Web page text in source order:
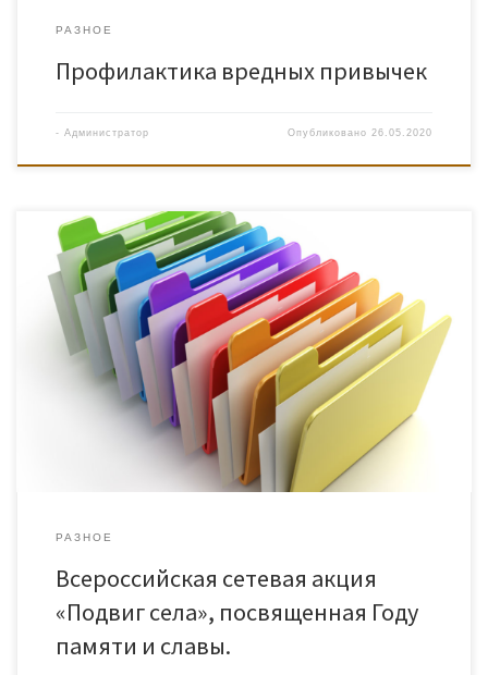
РАЗНОЕ
Профилактика вредных привычек
- Администратор Опубликовано 26.05.2020
РАЗНОЕ
Всероссийская сетевая акция
«Подвиг села», посвященная Году
памяти и славы.